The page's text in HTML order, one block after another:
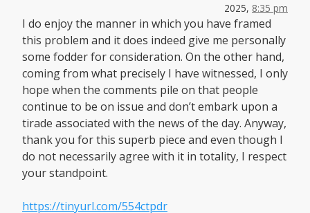
2025, 8:35 pm
I do enjoy the manner in which you have framed
this problem and it does indeed give me personally
some fodder for consideration. On the other hand,
coming from what precisely I have witnessed, I only
hope when the comments pile on that people
continue to be on issue and don’t embark upon a
tirade associated with the news of the day. Anyway,
thank you for this superb piece and even though I
do not necessarily agree with it in totality, I respect
your standpoint.
https://tinyurl.com/554ctpdr